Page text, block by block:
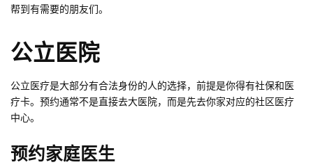
帮到有需要的朋友们。
公立医院
公立医疗是大部分有合法身份的人的选择，前提是你得有社保和医
疗卡。预约通常不是直接去大医院，而是先去你家对应的社区医疗
中心。
预约家庭医生